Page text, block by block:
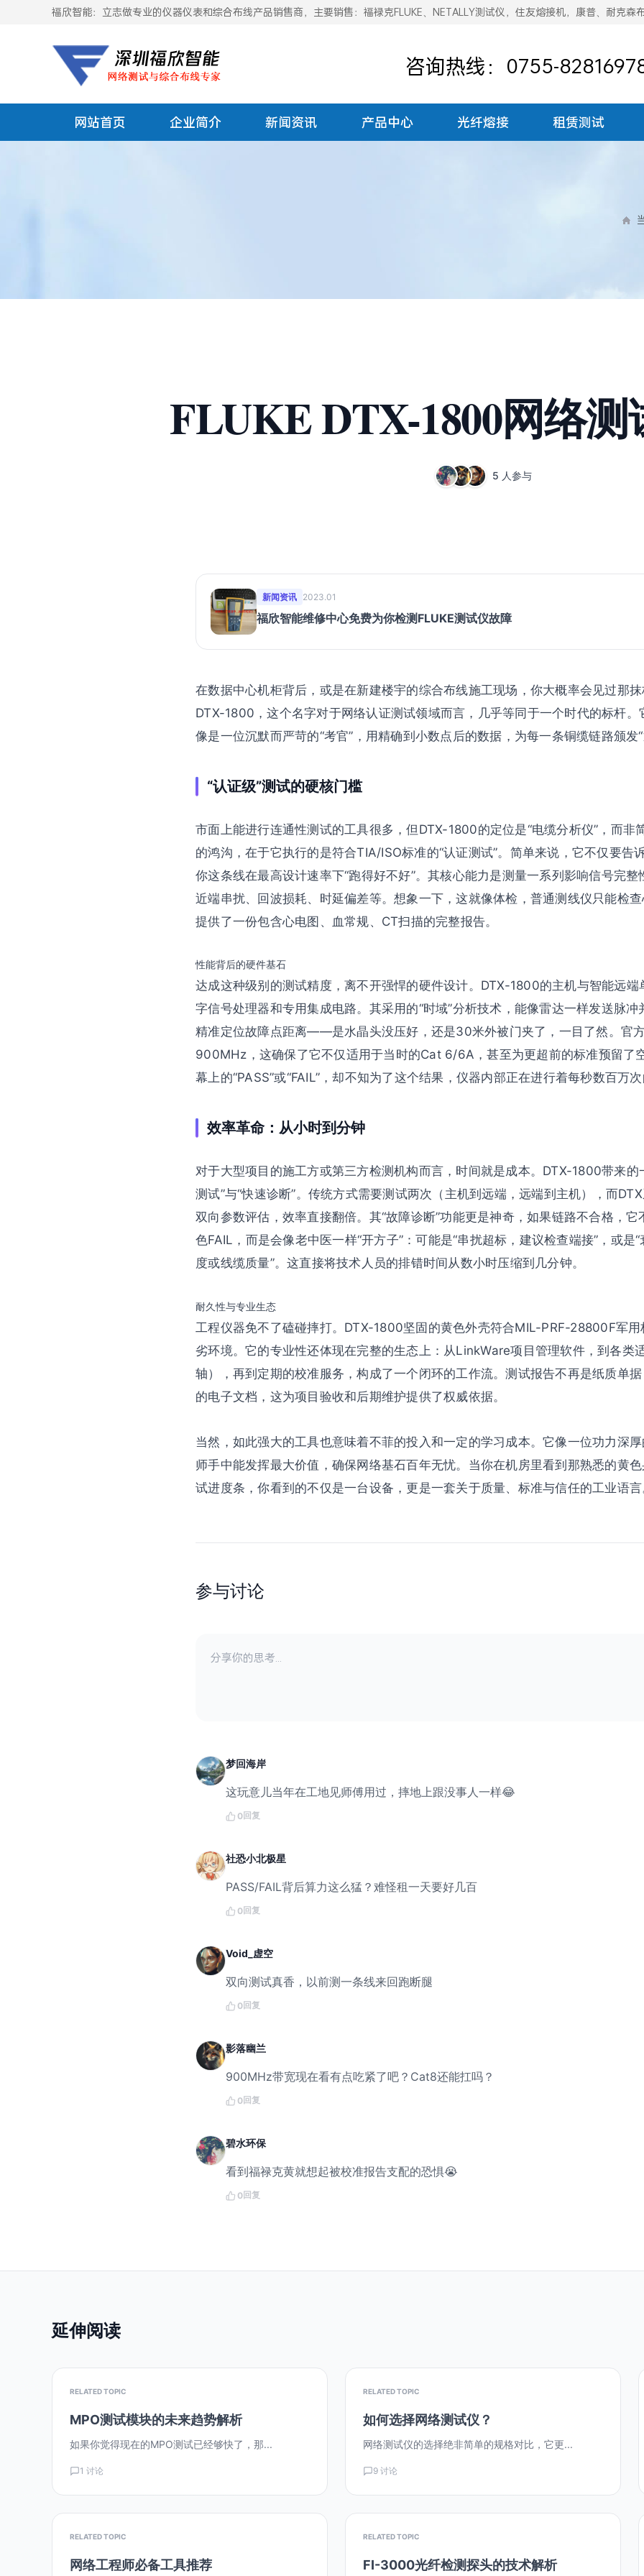
福欣智能：立志做专业的仪器仪表和综合布线产品销售商，主要销售：福禄克FLUKE、NETALLY测试仪，住友熔接机，康普、耐克森布
咨询热线：0755-
网站首页 企业简介 新闻资讯 产品中心 光纤熔接 租赁测试
FLUKE DTX-1800网络
5 人参与
新闻资讯 2023.01
福欣智能维修中心免费为你检测FLUKE测试仪故障
在数据中心机柜背后，或是在新建楼宇的综合布线施工现场，你大概率会见过那抹
DTX-1800，这个名字对于网络认证测试领域而言，几乎等同于一个时代的标杆。
像是一位沉默而严苛的“考官”，用精确到小数点后的数据，为每一条铜缆链路颁发“
“认证级”测试的硬核门槛
市面上能进行连通性测试的工具很多，但DTX-1800的定位是“电缆分析仪”，而非
的鸿沟，在于它执行的是符合TIA/ISO标准的“认证测试”。简单来说，它不仅要告
你这条线在最高设计速率下“跑得好不好”。其核心能力是测量一系列影响信号完整
近端串扰、回波损耗、时延偏差等。想象一下，这就像体检，普通测线仪只能检
提供了一份包含心电图、血常规、CT扫描的完整报告。
性能背后的硬件基石
达成这种级别的测试精度，离不开强悍的硬件设计。DTX-1800的主机与智能远端
字信号处理器和专用集成电路。其采用的“时域”分析技术，能像雷达一样发送脉
精准定位故障点距离——是水晶头没压好，还是30米外被门夹了，一目了然。官
900MHz，这确保了它不仅适用于当时的Cat 6/6A，甚至为更超前的标准预留了
幕上的“PASS”或“FAIL”，却不知为了这个结果，仪器内部正在进行着每秒数百万次
效率革命：从小时到分钟
对于大型项目的施工方或第三方检测机构而言，时间就是成本。DTX-1800带来的
测试”与“快速诊断”。传统方式需要测试两次（主机到远端，远端到主机），而
双向参数评估，效率直接翻倍。其“故障诊断”功能更是神奇，如果链路不合格，
色FAIL，而是会像老中医一样“开方子”：可能是“串扰超标，建议检查端接”，或是
度或线缆质量”。这直接将技术人员的排错时间从数小时压缩到几分钟。
耐久性与专业生态
工程仪器免不了磕碰摔打。DTX-1800坚固的黄色外壳符合MIL-PRF-28800F军
劣环境。它的专业性还体现在完整的生态上：从LinkWare项目管理软件，到各类
轴），再到定期的校准服务，构成了一个闭环的工作流。测试报告不再是纸质单
的电子文档，这为项目验收和后期维护提供了权威依据。
当然，如此强大的工具也意味着不菲的投入和一定的学习成本。它像一位功力深
师手中能发挥最大价值，确保网络基石百年无忧。当你在机房里看到那熟悉的黄
试进度条，你看到的不仅是一台设备，更是一套关于质量、标准与信任的工业语言
参与讨论
梦回海岸
这玩意儿当年在工地见师傅用过，摔地上跟没事人一样😂
0回复
社恐小北极星
PASS/FAIL背后算力这么猛？难怪租一天要好几百
0回复
Void_虚空
双向测试真香，以前测一条线来回跑断腿
0回复
影落幽兰
900MHz带宽现在看有点吃紧了吧？Cat8还能扛吗？
0回复
碧水环保
看到福禄克黄就想起被校准报告支配的恐惧😭
0回复
延伸阅读
RELATED TOPIC
MPO测试模块的未来趋势解析
如果你觉得现在的MPO测试已经够快了，那...
1 讨论
RELATED TOPIC
如何选择网络测试仪？
网络测试仪的选择绝非简单的规格对比，它更...
9 讨论
RELATED TOPIC
网络工程师必备工具推荐
RELATED TOPIC
FI-3000光纤检测探头的技术解析